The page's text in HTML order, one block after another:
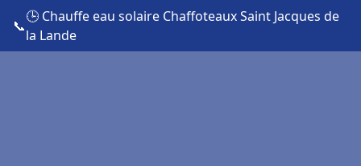
📞
🕒 Chauffe eau solaire Chaffoteaux Saint Jacques de
la Lande